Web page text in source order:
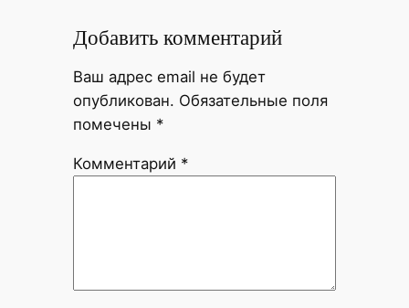
Добавить комментарий
Ваш адрес email не будет
опубликован. Обязательные поля
помечены *
Комментарий *